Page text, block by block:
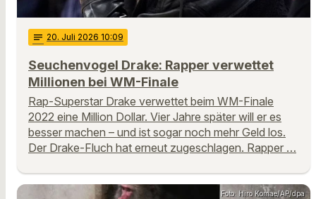
notes 20. Juli 2026 10:09
Seuchenvogel Drake: Rapper verwettet
Millionen bei WM-Finale
Rap-Superstar Drake verwettet beim WM-Finale
2022 eine Million Dollar. Vier Jahre später will er es
besser machen – und ist sogar noch mehr Geld los.
Der Drake-Fluch hat erneut zugeschlagen. Rapper …
Foto: Hiro Komae/AP/dpa